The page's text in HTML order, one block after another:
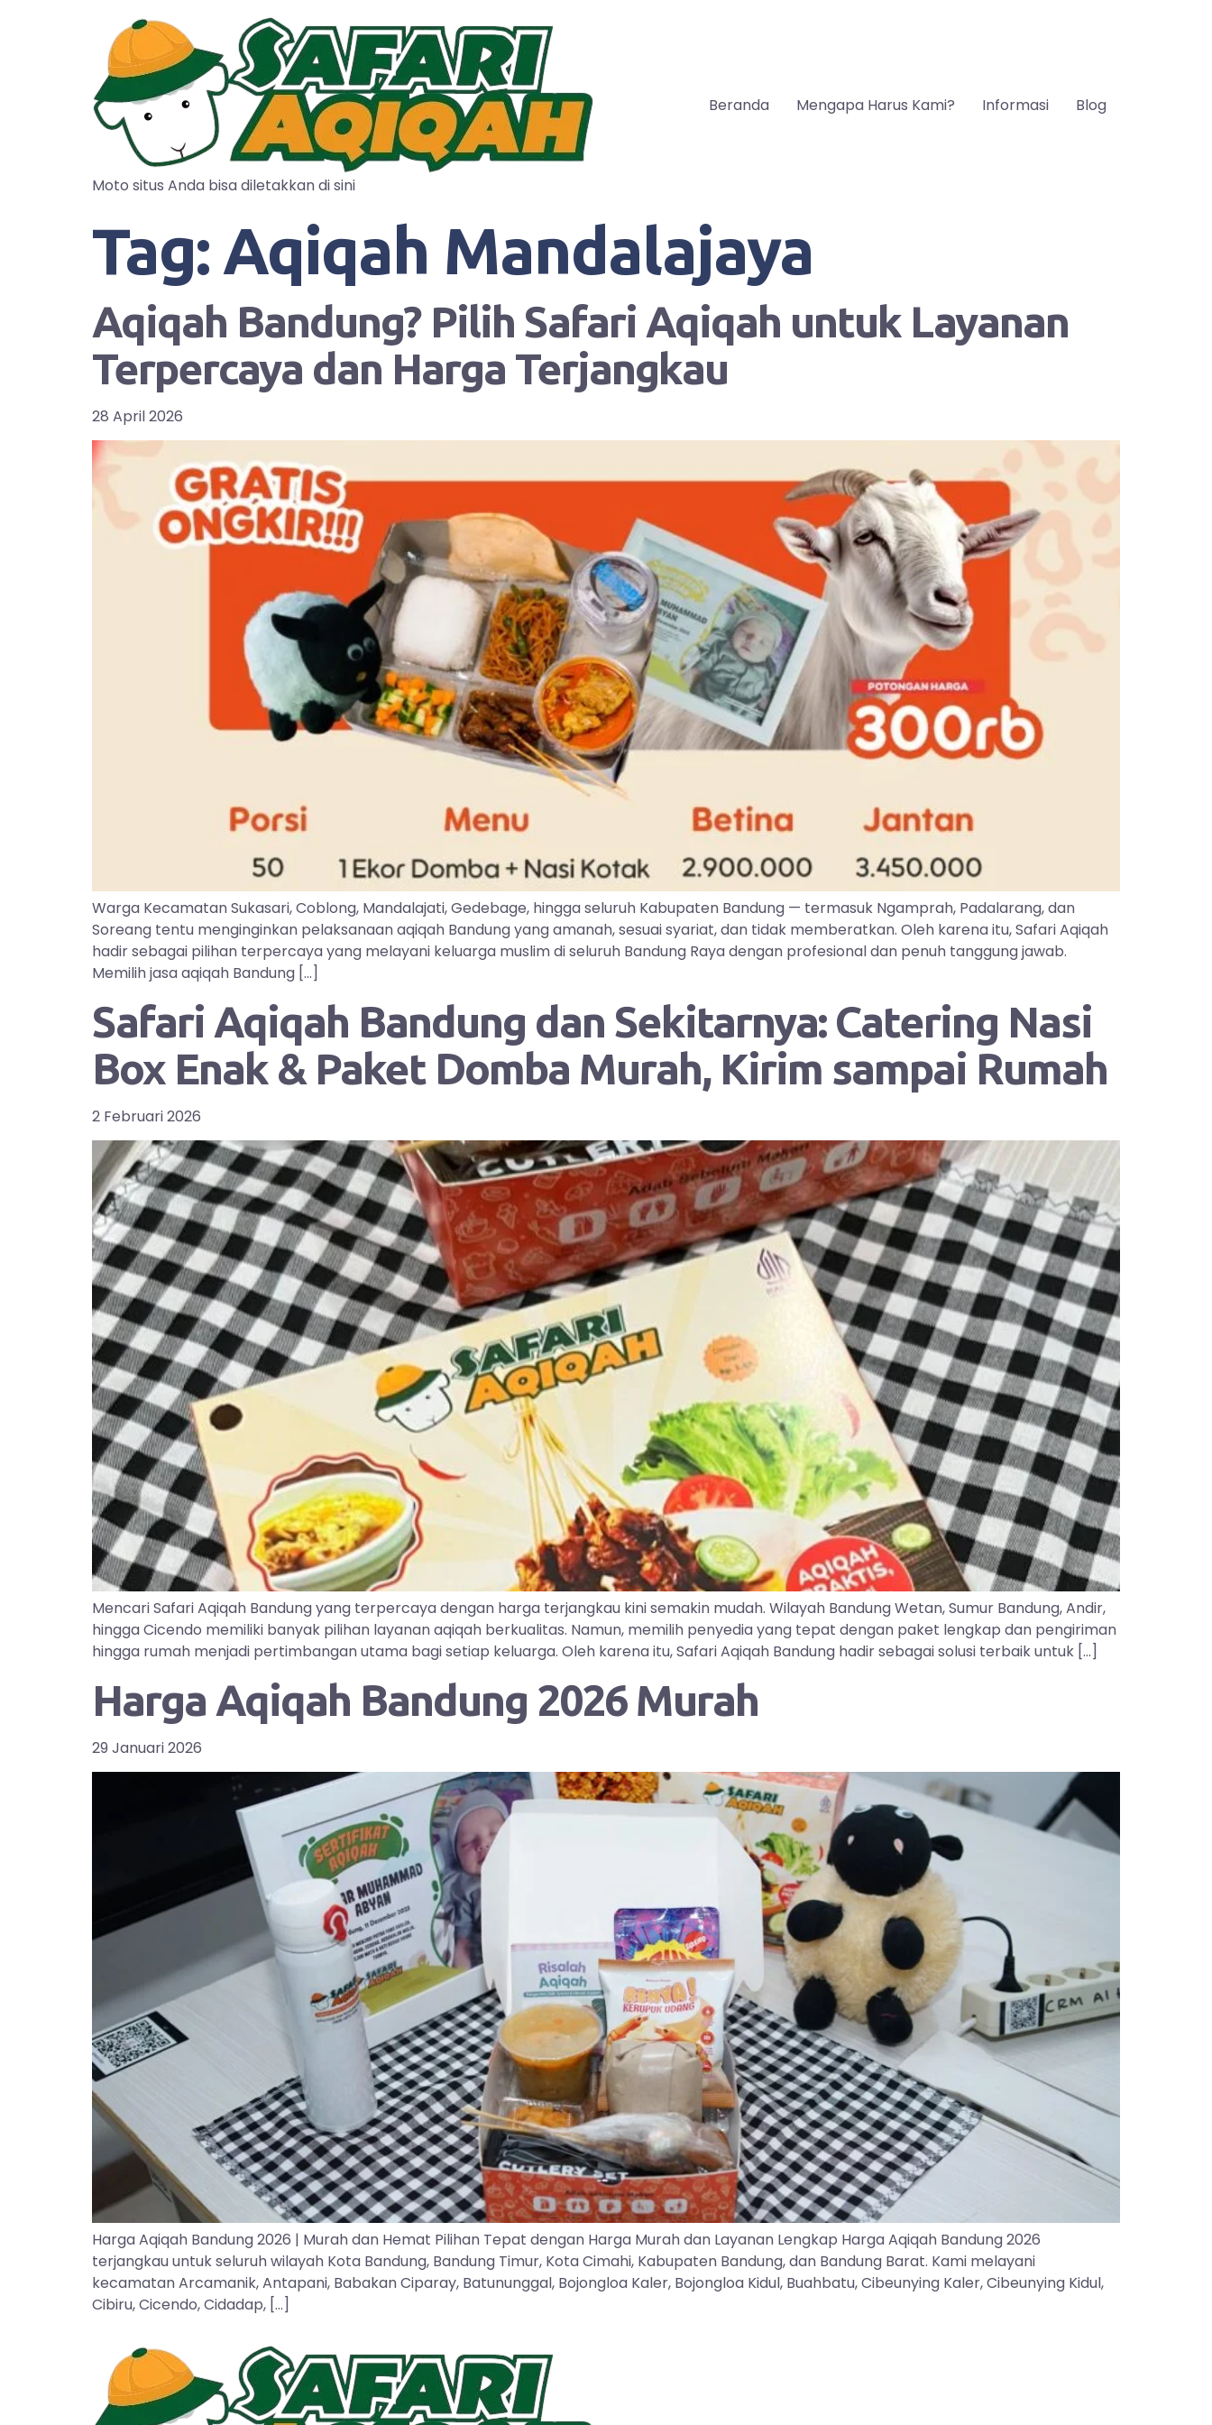
Moto situs Anda bisa diletakkan di sini
Beranda Mengapa Harus Kami? Informasi Blog
Tag: Aqiqah Mandalajaya
Aqiqah Bandung? Pilih Safari Aqiqah untuk Layanan
Terpercaya dan Harga Terjangkau
28 April 2026
Warga Kecamatan Sukasari, Coblong, Mandalajati, Gedebage, hingga seluruh Kabupaten Bandung — termasuk Ngamprah, Padalarang, dan
Soreang tentu menginginkan pelaksanaan aqiqah Bandung yang amanah, sesuai syariat, dan tidak memberatkan. Oleh karena itu, Safari Aqiqah
hadir sebagai pilihan terpercaya yang melayani keluarga muslim di seluruh Bandung Raya dengan profesional dan penuh tanggung jawab.
Memilih jasa aqiqah Bandung […]
Safari Aqiqah Bandung dan Sekitarnya: Catering Nasi
Box Enak & Paket Domba Murah, Kirim sampai Rumah
2 Februari 2026
Mencari Safari Aqiqah Bandung yang terpercaya dengan harga terjangkau kini semakin mudah. Wilayah Bandung Wetan, Sumur Bandung, Andir,
hingga Cicendo memiliki banyak pilihan layanan aqiqah berkualitas. Namun, memilih penyedia yang tepat dengan paket lengkap dan pengiriman
hingga rumah menjadi pertimbangan utama bagi setiap keluarga. Oleh karena itu, Safari Aqiqah Bandung hadir sebagai solusi terbaik untuk […]
Harga Aqiqah Bandung 2026 Murah
29 Januari 2026
Harga Aqiqah Bandung 2026 | Murah dan Hemat Pilihan Tepat dengan Harga Murah dan Layanan Lengkap Harga Aqiqah Bandung 2026
terjangkau untuk seluruh wilayah Kota Bandung, Bandung Timur, Kota Cimahi, Kabupaten Bandung, dan Bandung Barat. Kami melayani
kecamatan Arcamanik, Antapani, Babakan Ciparay, Batununggal, Bojongloa Kaler, Bojongloa Kidul, Buahbatu, Cibeunying Kaler, Cibeunying Kidul,
Cibiru, Cicendo, Cidadap, […]